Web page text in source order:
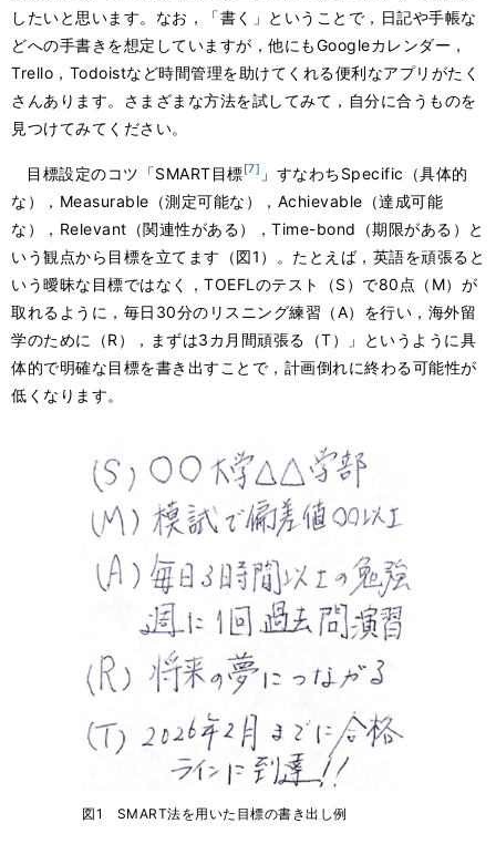
したいと思います。なお，「書く」ということで，日記や手帳な
どへの手書きを想定していますが，他にもGoogleカレンダー，
Trello，Todoistなど時間管理を助けてくれる便利なアプリがたく
さんあります。さまざまな方法を試してみて，自分に合うものを
見つけてみてください。
目標設定のコツ「SMART目標 [7] 」すなわちSpecific（具体的
な），Measurable（測定可能な），Achievable（達成可能
な），Relevant（関連性がある），Time-bond（期限がある）と
いう観点から目標を立てます（図1）。たとえば，英語を頑張ると
いう曖昧な目標ではなく，TOEFLのテスト（S）で80点（M）が
取れるように，毎日30分のリスニング練習（A）を行い，海外留
学のために（R），まずは3カ月間頑張る（T）」というように具
体的で明確な目標を書き出すことで，計画倒れに終わる可能性が
低くなります。
図1 SMART法を用いた目標の書き出し例